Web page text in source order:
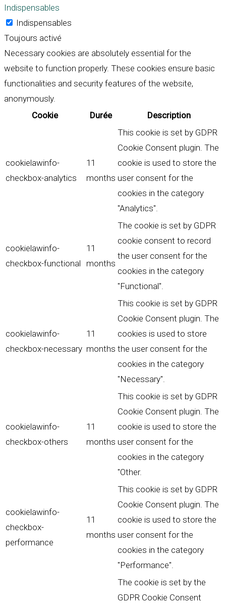
Indispensables
Indispensables
Toujours activé
Necessary cookies are absolutely essential for the
website to function properly. These cookies ensure basic
functionalities and security features of the website,
anonymously.
Cookie
Durée Description
cookielawinfo-
checkbox-analytics
11
months
This cookie is set by GDPR
Cookie Consent plugin. The
cookie is used to store the
user consent for the
cookies in the category
"Analytics".
cookielawinfo-
checkbox-functional
11
months
The cookie is set by GDPR
cookie consent to record
the user consent for the
cookies in the category
"Functional".
cookielawinfo-
checkbox-necessary
11
months
This cookie is set by GDPR
Cookie Consent plugin. The
cookies is used to store
the user consent for the
cookies in the category
"Necessary".
cookielawinfo-
checkbox-others
11
months
This cookie is set by GDPR
Cookie Consent plugin. The
cookie is used to store the
user consent for the
cookies in the category
"Other.
cookielawinfo-
checkbox-
performance
11
months
This cookie is set by GDPR
Cookie Consent plugin. The
cookie is used to store the
user consent for the
cookies in the category
"Performance".
The cookie is set by the
GDPR Cookie Consent